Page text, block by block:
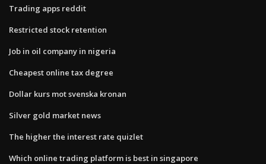
Trading apps reddit
Restricted stock retention
Job in oil company in nigeria
Cheapest online tax degree
Dollar kurs mot svenska kronan
Silver gold market news
The higher the interest rate quizlet
Which online trading platform is best in singapore